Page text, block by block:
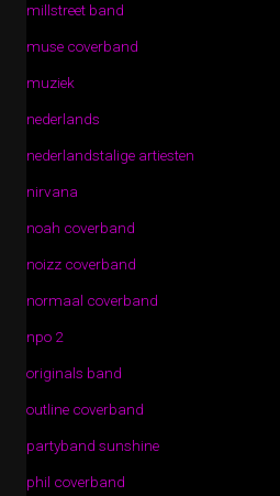
millstreet band
muse coverband
muziek
nederlands
nederlandstalige artiesten
nirvana
noah coverband
noizz coverband
normaal coverband
npo 2
originals band
outline coverband
partyband sunshine
phil coverband